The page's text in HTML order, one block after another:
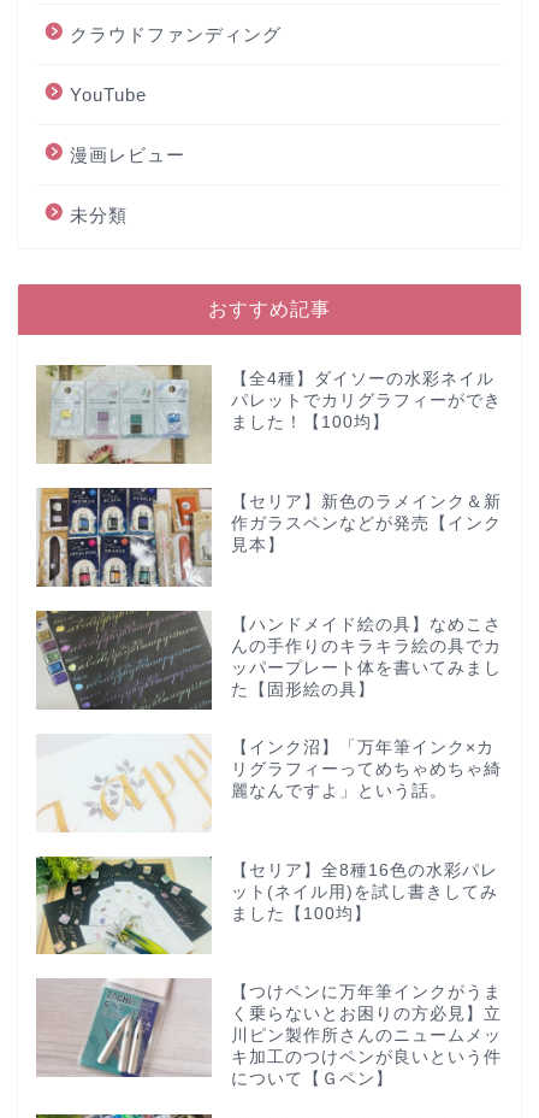
クラウドファンディング
YouTube
漫画レビュー
未分類
おすすめ記事
【全4種】ダイソーの水彩ネイル
パレットでカリグラフィーができ
ました！【100均】
【セリア】新色のラメインク＆新
作ガラスペンなどが発売【インク
見本】
【ハンドメイド絵の具】なめこさ
んの手作りのキラキラ絵の具でカ
ッパープレート体を書いてみまし
た【固形絵の具】
【インク沼】「万年筆インク×カ
リグラフィーってめちゃめちゃ綺
麗なんですよ」という話。
【セリア】全8種16色の水彩パレ
ット(ネイル用)を試し書きしてみ
ました【100均】
【つけペンに万年筆インクがうま
く乗らないとお困りの方必見】立
川ピン製作所さんのニュームメッ
キ加工のつけペンが良いという件
について【Ｇペン】